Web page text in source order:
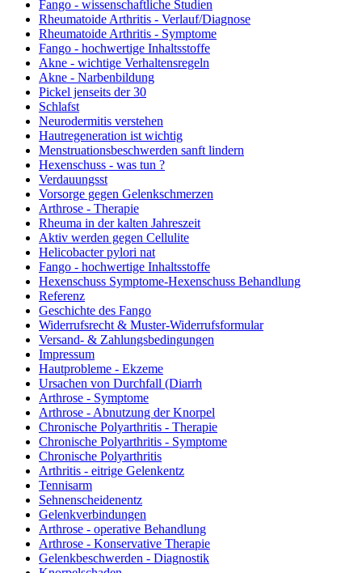
Fango - wissenschaftliche Studien
Rheumatoide Arthritis - Verlauf/Diagnose
Rheumatoide Arthritis - Symptome
Fango - hochwertige Inhaltsstoffe
Akne - wichtige Verhaltensregeln
Akne - Narbenbildung
Pickel jenseits der 30
Schlafst
Neurodermitis verstehen
Hautregeneration ist wichtig
Menstruationsbeschwerden sanft lindern
Hexenschuss - was tun ?
Verdauungsst
Vorsorge gegen Gelenkschmerzen
Arthrose - Therapie
Rheuma in der kalten Jahreszeit
Aktiv werden gegen Cellulite
Helicobacter pylori nat
Fango - hochwertige Inhaltsstoffe
Hexenschuss Symptome-Hexenschuss Behandlung
Referenz
Geschichte des Fango
Widerrufsrecht & Muster-Widerrufsformular
Versand- & Zahlungsbedingungen
Impressum
Hautprobleme - Ekzeme
Ursachen von Durchfall (Diarrh
Arthrose - Symptome
Arthrose - Abnutzung der Knorpel
Chronische Polyarthritis - Therapie
Chronische Polyarthritis - Symptome
Chronische Polyarthritis
Arthritis - eitrige Gelenkentz
Tennisarm
Sehnenscheidenentz
Gelenkverbindungen
Arthrose - operative Behandlung
Arthrose - Konservative Therapie
Gelenkbeschwerden - Diagnostik